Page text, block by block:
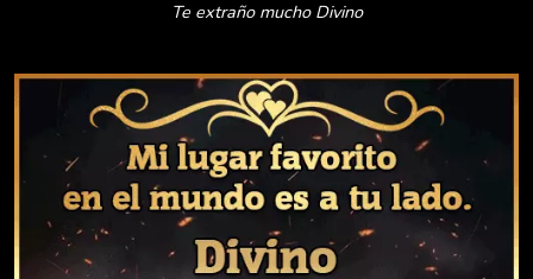
Te extraño mucho Divino